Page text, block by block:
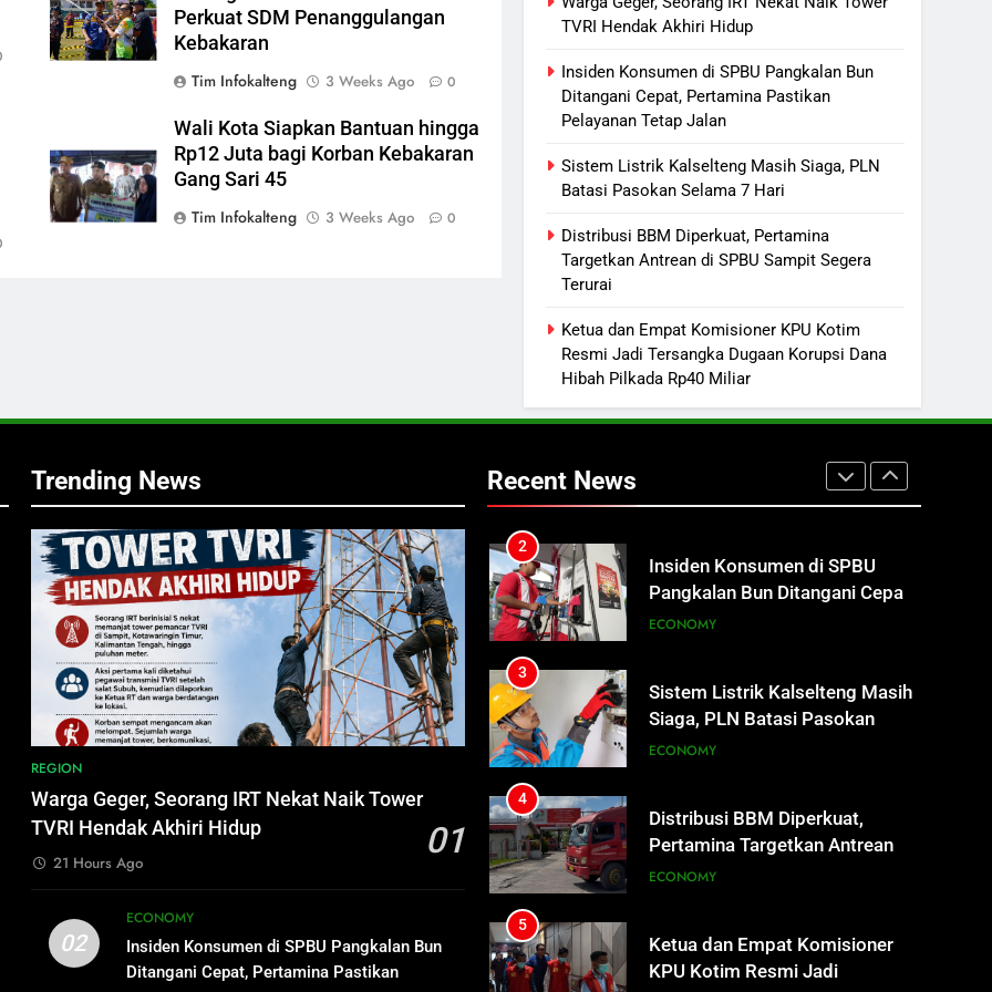
Perkuat SDM Penanggulangan
Kebakaran
Tim Infokalteng
3 Weeks Ago 0
Wali Kota Siapkan Bantuan hingga
Rp12 Juta bagi Korban Kebakaran
Gang Sari 45
Tim Infokalteng
3 Weeks Ago 0
TVRI Hendak Akhiri Hidup
Insiden Konsumen di SPBU Pangkalan Bun
Ditangani Cepat, Pertamina Pastikan
Pelayanan Tetap Jalan
Sistem Listrik Kalselteng Masih Siaga, PLN
Batasi Pasokan Selama 7 Hari
Distribusi BBM Diperkuat, Pertamina
Targetkan Antrean di SPBU Sampit Segera
Terurai
Ketua dan Empat Komisioner KPU Kotim
Resmi Jadi Tersangka Dugaan Korupsi Dana
Hibah Pilkada Rp40 Miliar
Trending News
REGION
Warga Geger, Seorang IRT Nekat Naik Tower
TVRI Hendak Akhiri Hidup
01
21 Hours Ago
02
ECONOMY
Insiden Konsumen di SPBU Pangkalan Bun
Ditangani Cepat, Pertamina Pastikan
Recent News
Dana Hibah Pilkada Rp40 Miliar
Presiden Prabowo Minta Bahlil
Segera Tuntaskan Pemadaman
Listrik di Kalsel-Teng
NUSANTARA
Sudarsono: Keberhasilan APBD
Anggaran
DPRD KALTENG LEGISLATIF
Anggaran Lebih Maksimal
DPRD KALTENG LEGISLATIF
1
Nekat Naik Tower TVRI Hendak
2
Insiden Konsumen di SPBU
Pangkalan Bun Ditangani Cepat,
Pertamina Pastikan Pelayanan
ECONOMY
3
Sistem Listrik Kalselteng Masih
Siaga, PLN Batasi Pasokan
Selama 7 Hari
ECONOMY
4
Distribusi BBM Diperkuat,
Pertamina Targetkan Antrean di
SPBU Sampit Segera Terurai
ECONOMY
5
Ketua dan Empat Komisioner
KPU Kotim Resmi Jadi